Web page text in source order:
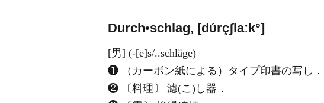
Durch•schlag, [dύrçʃlaːk°]
[男] (-[e]s/..schläge)
❶ （カーボン紙による）タイプ印書の写し．
❷ 〔料理〕 濾(こ)し器．